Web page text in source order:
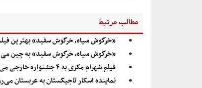
مطالب مرتبط
«خرگوش سیاه، خرگوش سفید» بهترین
«خرگوش سیاه، خرگوش سفید» به چین
فیلم شهرام مکری به ۴ جشنواره خارجی می‌رود
نماینده اسکار تاجیکستان به عربستان